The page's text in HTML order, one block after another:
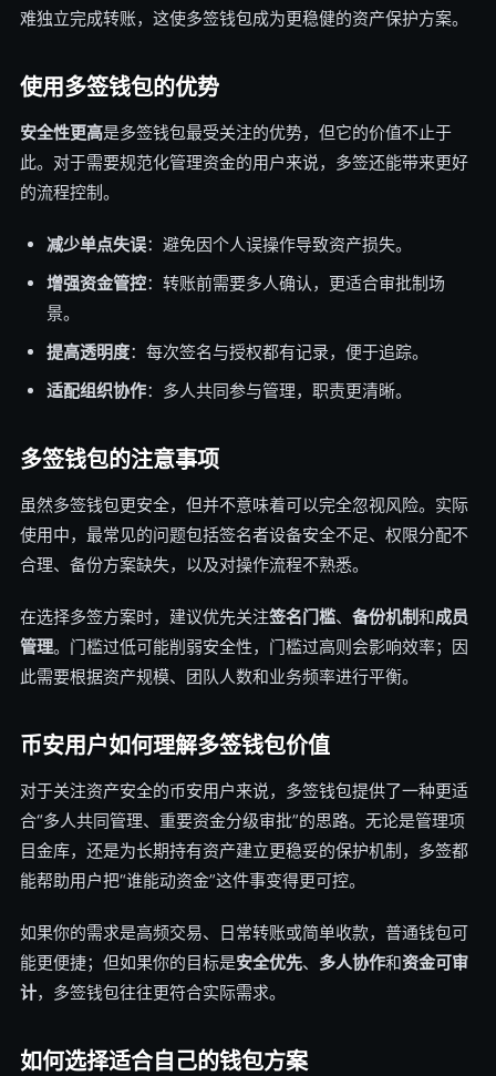
难独立完成转账，这使多签钱包成为更稳健的资产保护方案。
使用多签钱包的优势
安全性更高是多签钱包最受关注的优势，但它的价值不止于
此。对于需要规范化管理资金的用户来说，多签还能带来更好
的流程控制。
减少单点失误：避免因个人误操作导致资产损失。
增强资金管控：转账前需要多人确认，更适合审批制场
景。
提高透明度：每次签名与授权都有记录，便于追踪。
适配组织协作：多人共同参与管理，职责更清晰。
多签钱包的注意事项
虽然多签钱包更安全，但并不意味着可以完全忽视风险。实际
使用中，最常见的问题包括签名者设备安全不足、权限分配不
合理、备份方案缺失，以及对操作流程不熟悉。
在选择多签方案时，建议优先关注签名门槛、 备份机制和成员
管理。门槛过低可能削弱安全性，门槛过高则会影响效率；因
此需要根据资产规模、团队人数和业务频率进行平衡。
币安用户如何理解多签钱包价值
对于关注资产安全的币安用户来说，多签钱包提供了一种更适
合“多人共同管理、重要资金分级审批”的思路。无论是管理项
目金库，还是为长期持有资产建立更稳妥的保护机制，多签都
能帮助用户把“谁能动资金”这件事变得更可控。
如果你的需求是高频交易、日常转账或简单收款，普通钱包可
能更便捷；但如果你的目标是安全优先、 多人协作和资金可审
计，多签钱包往往更符合实际需求。
如何选择适合自己的钱包方案